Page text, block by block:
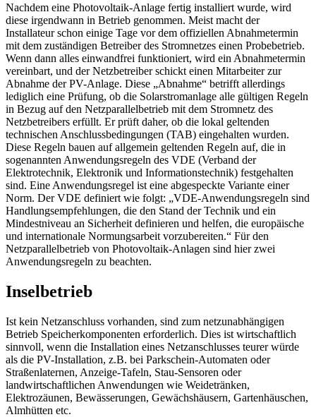
Nachdem eine Photovoltaik-Anlage fertig installiert wurde, wird
diese irgendwann in Betrieb genommen. Meist macht der
Installateur schon einige Tage vor dem offiziellen Abnahmetermin
mit dem zuständigen Betreiber des Stromnetzes einen Probebetrieb.
Wenn dann alles einwandfrei funktioniert, wird ein Abnahmetermin
vereinbart, und der Netzbetreiber schickt einen Mitarbeiter zur
Abnahme der PV-Anlage. Diese „Abnahme“ betrifft allerdings
lediglich eine Prüfung, ob die Solarstromanlage alle gültigen Regeln
in Bezug auf den Netzparallelbetrieb mit dem Stromnetz des
Netzbetreibers erfüllt. Er prüft daher, ob die lokal geltenden
technischen Anschlussbedingungen (TAB) eingehalten wurden.
Diese Regeln bauen auf allgemein geltenden Regeln auf, die in
sogenannten Anwendungsregeln des VDE (Verband der
Elektrotechnik, Elektronik und Informationstechnik) festgehalten
sind. Eine Anwendungsregel ist eine abgespeckte Variante einer
Norm. Der VDE definiert wie folgt: „VDE-Anwendungsregeln sind
Handlungsempfehlungen, die den Stand der Technik und ein
Mindestniveau an Sicherheit definieren und helfen, die europäische
und internationale Normungsarbeit vorzubereiten.“ Für den
Netzparallelbetrieb von Photovoltaik-Anlagen sind hier zwei
Anwendungsregeln zu beachten.
Inselbetrieb
Ist kein Netzanschluss vorhanden, sind zum netzunabhängigen
Betrieb Speicherkomponenten erforderlich. Dies ist wirtschaftlich
sinnvoll, wenn die Installation eines Netzanschlusses teurer würde
als die PV-Installation, z.B. bei Parkschein-Automaten oder
Straßenlaternen, Anzeige-Tafeln, Stau-Sensoren oder
landwirtschaftlichen Anwendungen wie Weidetränken,
Elektrozäunen, Bewässerungen, Gewächshäusern, Gartenhäuschen,
Almhütten etc.